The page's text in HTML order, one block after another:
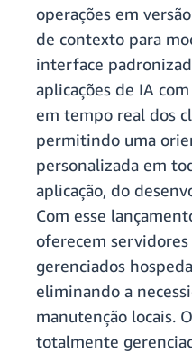
operações em
de contexto para
interface
aplicações de IA
em tempo real dos
permitindo uma
personalizada em
aplicação, do
Com esse
oferecem
gerenciados
eliminando a
manutenção locais.
totalmente